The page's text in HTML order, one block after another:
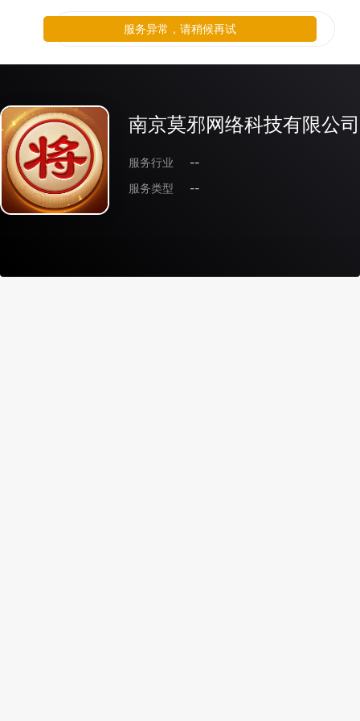
南京莫邪网络科技有限公司
服务行业
--
服务类型
--
服务异常，请稍候再试